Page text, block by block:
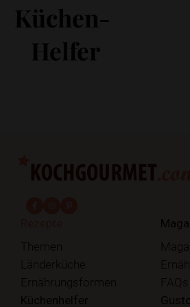
Küchen-
Helfer
Themen
Länderküche
Ernährungsformen
FAQs
Küchenhelfer